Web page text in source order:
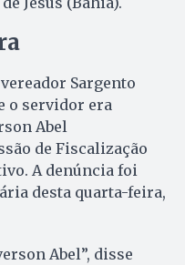
Sargento
o servidor era
Abel
de Fiscalização
A denúncia foi
desta quarta-feira,
Abel”, disse